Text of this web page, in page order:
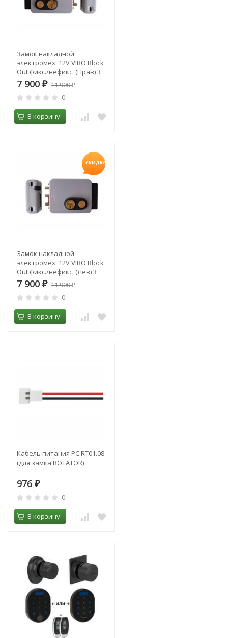
Замок накладной
электромех. 12V VIRO Block
Out фикс./нефикс. (Прав) 3
кл. 8967.712.1
7 900 ₽ 11 900₽
0
В корзину
СКИДКА!
Замок накладной
электромех. 12V VIRO Block
Out фикс./нефикс. (Лев) 3
кл. 8967.712.2
7 900 ₽ 11 900₽
0
В корзину
Кабель питания PC.RT01.08
(для замка ROTATOR)
976 ₽
0
В корзину